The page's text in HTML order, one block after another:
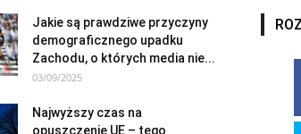
Jakie są prawdziwe przyczyny
demograficznego upadku
Zachodu, o których media nie...
03/09/2025
Najwyższy czas na
opuszczenie UE – tego